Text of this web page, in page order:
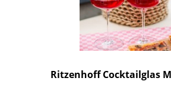
Ritzenhoff Cocktailglas